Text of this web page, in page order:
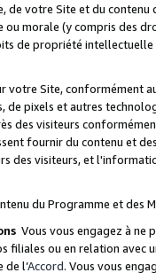
de votre Site et du
morale (y compris des
de propriété
votre Site, conformément
de pixels et autres
des visiteurs
fournir du contenu et
des visiteurs, et
du Programme et des
Vous vous engagez à ne
ou en relation avec
de l’Accord. Vous vous